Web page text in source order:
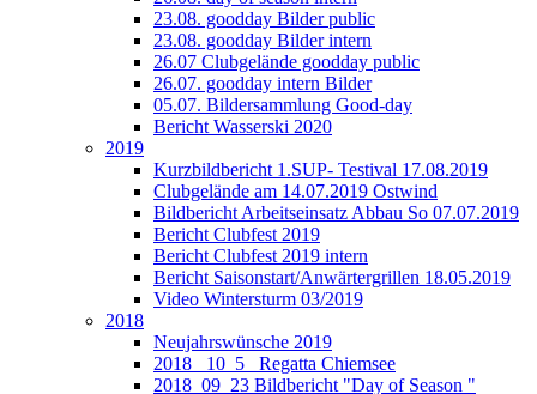
23.08. goodday Bilder public
23.08. goodday Bilder intern
26.07 Clubgelände goodday public
26.07. goodday intern Bilder
05.07. Bildersammlung Good-day
Bericht Wasserski 2020
2019
Kurzbildbericht 1.SUP- Testival 17.08.2019
Clubgelände am 14.07.2019 Ostwind
Bildbericht Arbeitseinsatz Abbau So 07.07.2019
Bericht Clubfest 2019
Bericht Clubfest 2019 intern
Bericht Saisonstart/Anwärtergrillen 18.05.2019
Video Wintersturm 03/2019
2018
Neujahrswünsche 2019
2018_ 10_5_ Regatta Chiemsee
2018_09_23 Bildbericht "Day of Season "